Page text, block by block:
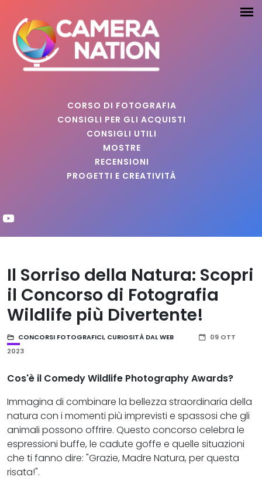
CORSO DI FOTOGRAFIA
CONSIGLI PER GLI ACQUISTI
CONSIGLI UTILI
MOSTRE
RECENSIONI
PROGETTI E CREATIVITÀ
Il Sorriso della Natura: Scopri
il Concorso di Fotografia
Wildlife più Divertente!
CONCORSI FOTOGRAFICI, CURIOSITÀ DAL WEB
09 OTT
2023
Cos'è il Comedy Wildlife Photography Awards?
Immagina di combinare la bellezza straordinaria della
natura con i momenti più imprevisti e spassosi che gli
animali possono offrire. Questo concorso celebra le
espressioni buffe, le cadute goffe e quelle situazioni
che ti fanno dire: "Grazie, Madre Natura, per questa
risata!".